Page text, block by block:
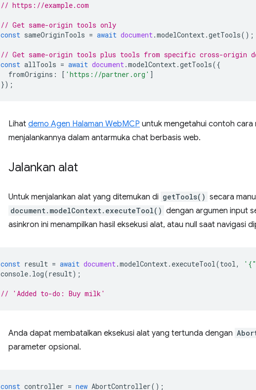
// https://example.com
// Get same-origin tools only
const sameOriginTools = await document.modelContext.getTools();
// Get same-origin tools plus tools from specific cross-origin
const allTools = await document.modelContext.getTools({
fromOrigins : [ 'https://partner.org' ]
});
Lihat demo Agen Halaman WebMCP untuk mengetahui contoh cara
menjalankannya dalam antarmuka chat berbasis web.
Jalankan alat
Untuk menjalankan alat yang ditemukan di getTools() secara
document.modelContext.executeTool() dengan argumen input
asinkron ini menampilkan hasil eksekusi alat, atau null saat navigasi
const result = await document.modelContext. executeTool(tool,
console. log(result);
// 'Added to-do: Buy milk'
Anda dapat membatalkan eksekusi alat yang tertunda dengan
parameter opsional.
const controller = new AbortController();